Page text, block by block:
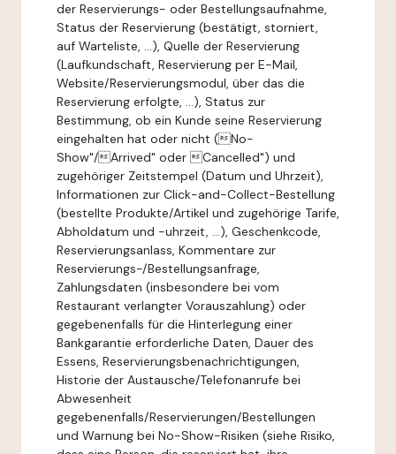
der Reservierungs- oder Bestellungsaufnahme,
Status der Reservierung (bestätigt, storniert,
auf Warteliste, ...), Quelle der Reservierung
(Laufkundschaft, Reservierung per E-Mail,
Website/Reservierungsmodul, über das die
Reservierung erfolgte, ...), Status zur
Bestimmung, ob ein Kunde seine Reservierung
eingehalten hat oder nicht (No-
Show"/Arrived" oder Cancelled") und
zugehöriger Zeitstempel (Datum und Uhrzeit),
Informationen zur Click-and-Collect-Bestellung
(bestellte Produkte/Artikel und zugehörige Tarife,
Abholdatum und -uhrzeit, ...), Geschenkcode,
Reservierungsanlass, Kommentare zur
Reservierungs-/Bestellungsanfrage,
Zahlungsdaten (insbesondere bei vom
Restaurant verlangter Vorauszahlung) oder
gegebenenfalls für die Hinterlegung einer
Bankgarantie erforderliche Daten, Dauer des
Essens, Reservierungsbenachrichtigungen,
Historie der Austausche/Telefonanrufe bei
Abwesenheit
gegebenenfalls/Reservierungen/Bestellungen
und Warnung bei No-Show-Risiken (siehe Risiko,